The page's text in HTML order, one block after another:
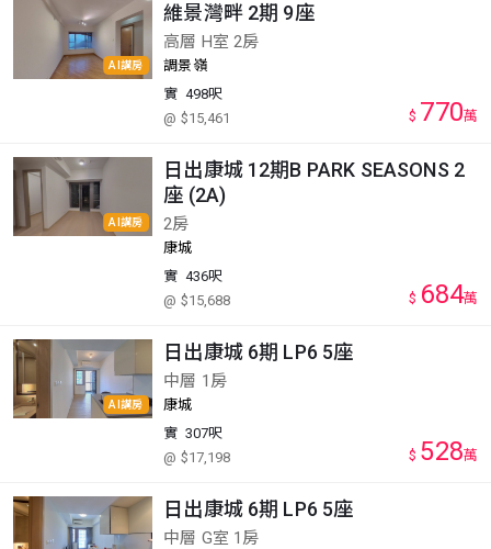
AI講房
維景灣畔 2期 9座
高層 H室 2房
調景嶺
實 498呎
@ $15,461
$ 770萬
AI講房
日出康城 12期B PARK SEASONS 2
座 (2A)
2房
康城
實 436呎
@ $15,688
$ 684萬
AI講房
日出康城 6期 LP6 5座
中層 1房
康城
實 307呎
@ $17,198
$ 528萬
日出康城 6期 LP6 5座
中層 G室 1房